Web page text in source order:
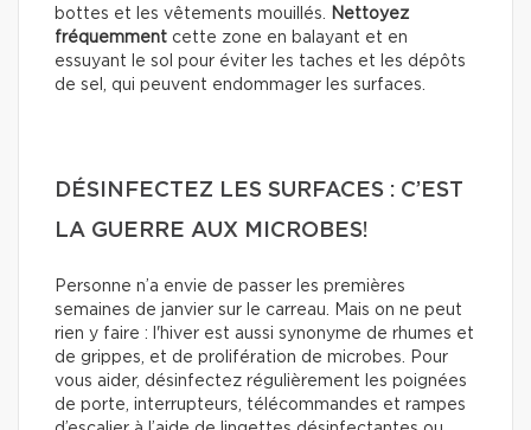
bottes et les vêtements mouillés.
Nettoyez
fréquemment cette zone en balayant et en
essuyant le sol pour éviter les taches et les dépôts
de sel, qui peuvent endommager les surfaces.
DÉSINFECTEZ LES SURFACES : C’EST
LA GUERRE AUX MICROBES!
Personne n’a envie de passer les premières
semaines de janvier sur le carreau. Mais on ne peut
rien y faire : l'hiver est aussi synonyme de rhumes et
de grippes, et de prolifération de microbes. Pour
vous aider, désinfectez régulièrement les poignées
de porte, interrupteurs, télécommandes et rampes